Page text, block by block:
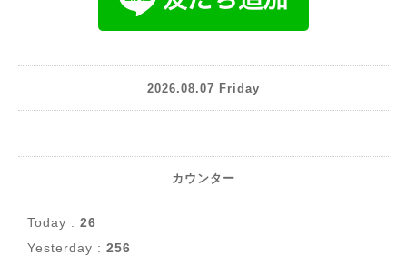
2026.08.07 Friday
カウンター
Today : 26
Yesterday : 256